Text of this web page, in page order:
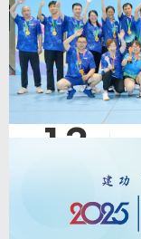
播形式让安全理念深入
能。展望未来，上海亚
动，深耕安全文化建设
查看详情
13
职
职工乒乓球比赛|2025
这里比团结、比速度、
比协作。希望通过本次